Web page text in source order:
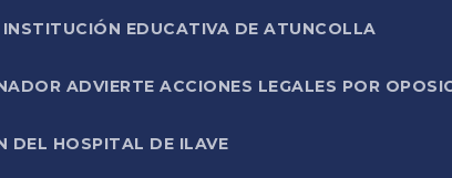
EDUCATIVA DE ATUNCOLLA
ADVIERTE ACCIONES LEGALES POR
DEL HOSPITAL DE ILAVE